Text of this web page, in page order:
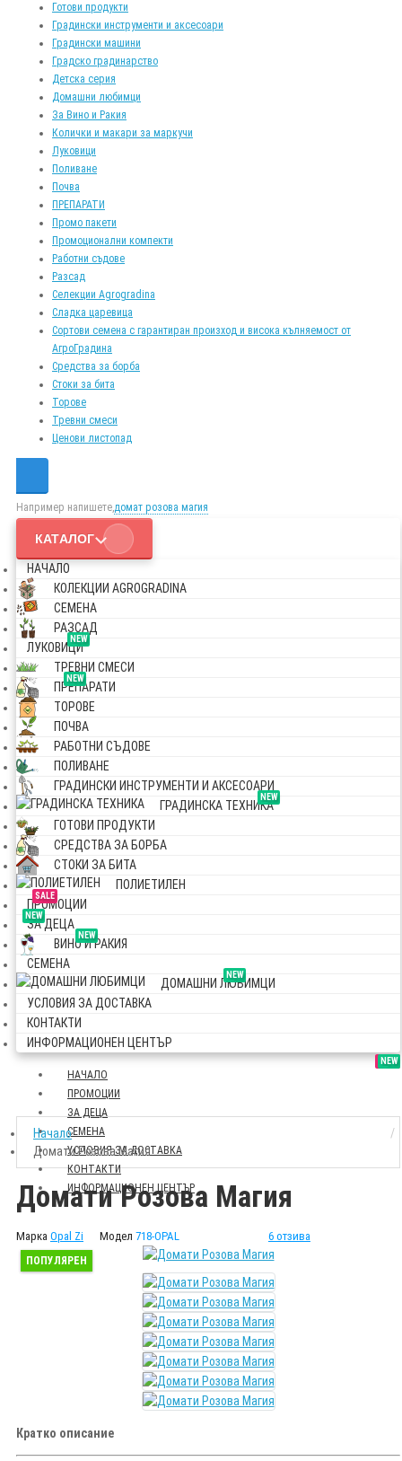
Готови продукти
Градински инструменти и аксесоари
Градински машини
Градско градинарство
Детска серия
Домашни любимци
За Вино и Ракия
Колички и макари за маркучи
Луковици
Поливане
Почва
ПРЕПАРАТИ
Промо пакети
Промоционални компекти
Работни съдове
Разсад
Селекции Agrogradina
Сладка царевица
Сортови семена с гарантиран произход и висока кълняемост от
АгроГрадина
Средства за борба
Стоки за бита
Торове
Тревни смеси
Ценови листопад
Например напишете,домат розова магия
КАТАЛОГ
НАЧАЛО
КОЛЕКЦИИ AGROGRADINA
СЕМЕНА
РАЗСАД
NEW
ЛУКОВИЦИ
ТРЕВНИ СМЕСИ
NEW
ПРЕПАРАТИ
ТОРОВЕ
ПОЧВА
РАБОТНИ СЪДОВЕ
ПОЛИВАНЕ
ГРАДИНСКИ ИНСТРУМЕНТИ И АКСЕСОАРИ
NEW
ГРАДИНСКА ТЕХНИКА
ГОТОВИ ПРОДУКТИ
СРЕДСТВА ЗА БОРБА
СТОКИ ЗА БИТА
ПОЛИЕТИЛЕН
SALE
ПРОМОЦИИ
NEW
ЗА ДЕЦА
NEW
ВИНО И РАКИЯ
СЕМЕНА
NEW
ДОМАШНИ ЛЮБИМЦИ
УСЛОВИЯ ЗА ДОСТАВКА
КОНТАКТИ
ИНФОРМАЦИОНЕН ЦЕНТЪР
НАЧАЛО
SALE
ПРОМОЦИИ
NEW
ЗА ДЕЦА
СЕМЕНА
УСЛОВИЯ ЗА ДОСТАВКА
КОНТАКТИ
ИНФОРМАЦИОНЕН ЦЕНТЪР
Начало
Домати Розова Магия
Домати Розова Магия
Марка Opal Zi Модел 718-OPAL 6 отзива
ПОПУЛЯРЕН
Кратко описание